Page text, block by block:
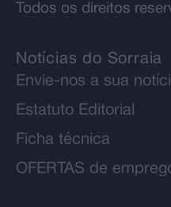
Todos os direitos
Notícias do Sorraia
Envie-nos a sua
Estatuto Editorial
Ficha técnica
OFERTAS de